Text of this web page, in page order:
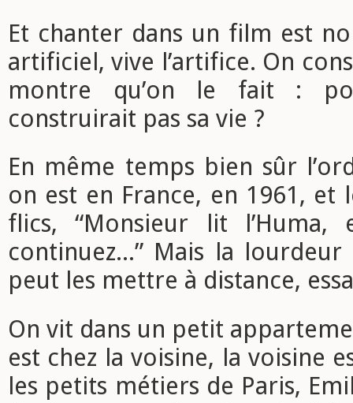
Et chanter dans un film est
artificiel, vive l’artifice. On
montre qu’on le fait :
construirait pas sa vie ?
En même temps bien sûr
on est en France, en 1961, et
flics, “Monsieur lit l’Huma,
continuez...” Mais la
peut les mettre à distance,
On vit dans un petit
est chez la voisine, la voisine
les petits métiers de Paris,